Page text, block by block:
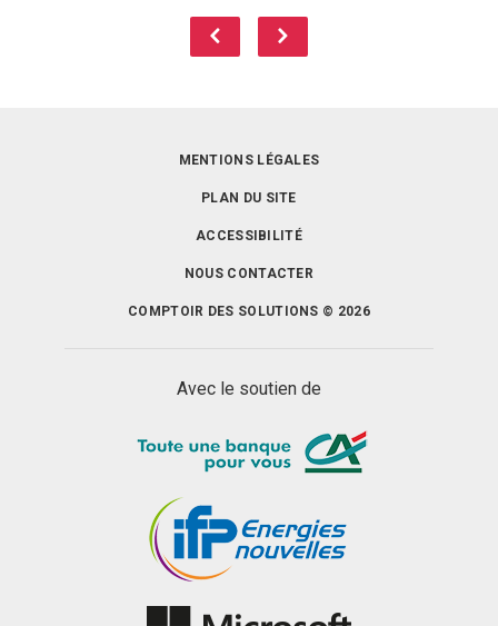
Page précédente
Page
MENTIONS LÉGALES
PLAN DU SITE
ACCESSIBILITÉ
NOUS CONTACTER
COMPTOIR DES SOLUTIONS © 2026
Avec le soutien de